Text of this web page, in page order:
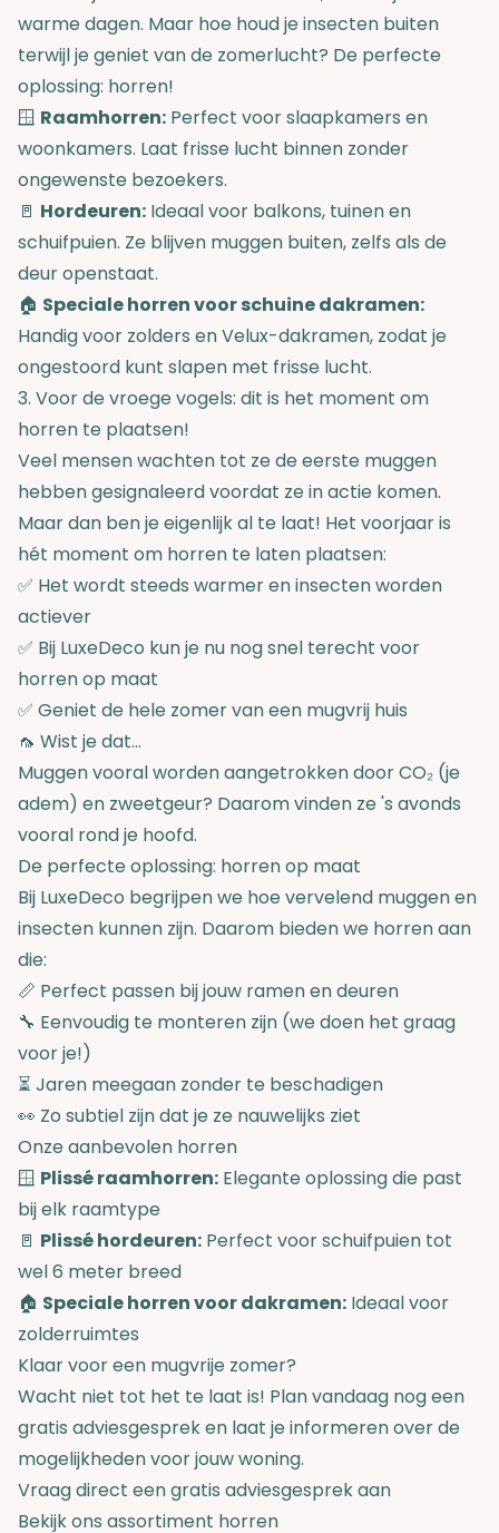
warme dagen. Maar hoe houd je insecten buiten
terwijl je geniet van de zomerlucht? De perfecte
oplossing: horren!
🪟 Raamhorren: Perfect voor slaapkamers en
woonkamers. Laat frisse lucht binnen zonder
ongewenste bezoekers.
🚪 Hordeuren: Ideaal voor balkons, tuinen en
schuifpuien. Ze blijven muggen buiten, zelfs als de
deur openstaat.
🏠 Speciale horren voor schuine dakramen:
Handig voor zolders en Velux-dakramen, zodat je
ongestoord kunt slapen met frisse lucht.
3. Voor de vroege vogels: dit is het moment om
horren te plaatsen!
Veel mensen wachten tot ze de eerste muggen
hebben gesignaleerd voordat ze in actie komen.
Maar dan ben je eigenlijk al te laat! Het voorjaar is
hét moment om horren te laten plaatsen:
✅ Het wordt steeds warmer en insecten worden
actiever
✅ Bij LuxeDeco kun je nu nog snel terecht voor
horren op maat
✅ Geniet de hele zomer van een mugvrij huis
🦟 Wist je dat...
Muggen vooral worden aangetrokken door CO₂ (je
adem) en zweetgeur? Daarom vinden ze 's avonds
vooral rond je hoofd.
De perfecte oplossing: horren op maat
Bij LuxeDeco begrijpen we hoe vervelend muggen en
insecten kunnen zijn. Daarom bieden we horren aan
die:
📏 Perfect passen bij jouw ramen en deuren
🔧 Eenvoudig te monteren zijn (we doen het graag
voor je!)
⏳ Jaren meegaan zonder te beschadigen
👀 Zo subtiel zijn dat je ze nauwelijks ziet
Onze aanbevolen horren
🪟 Plissé raamhorren: Elegante oplossing die past
bij elk raamtype
🚪 Plissé hordeuren: Perfect voor schuifpuien tot
wel 6 meter breed
🏠 Speciale horren voor dakramen: Ideaal voor
zolderruimtes
Klaar voor een mugvrije zomer?
Wacht niet tot het te laat is! Plan vandaag nog een
gratis adviesgesprek en laat je informeren over de
mogelijkheden voor jouw woning.
Vraag direct een gratis adviesgesprek aan
Bekijk ons assortiment horren